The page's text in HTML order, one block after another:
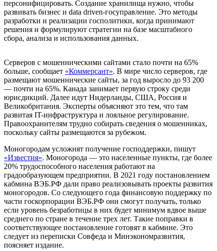
персонифицировать. Создание хранилища нужно, чтобы
развивать бизнес и data driven-госуправление. Это методы
разработки и реализации госполитики, когда принимают
решения и формулируют стратегии на базе масштабного
сбора, анализа и использования данных.
Серверов с мошенническими сайтами стало почти на 65%
больше, сообщает «Коммерсант». В мире число серверов, где
размещают мошеннические сайты, за год выросло до 93 200
— почти на 65%. Канада занимает первую строку среди
юрисдикций. Далее идут Нидерланды, США, Россия и
Великобритания. Эксперты объясняют это тем, что там
развитая IT-инфраструктура и лояльное регулирование.
Правоохранителям трудно собирать сведения о мошенниках,
поскольку сайты размещаются за рубежом.
Моногородам усложнят получение господдержки, пишут
«Известия». Моногорода — это населенные пункты, где более
20% трудоспособного населения работают на
градообразующем предприятии. В 2021 году постановлением
кабмина ВЭБ.РФ дали право реализовывать проекты развития
моногородов. Со следующего года финансовую поддержку по
части госкорпорации ВЭБ.РФ они смогут получать, только
если уровень безработицы в них будет минимум вдвое выше
среднего по стране в течение трех лет. Такие поправки в
соответствующее постановление готовят в кабмине. Это
следует из переписки Совфеда и Минэкономразвития,
поясняет издание.